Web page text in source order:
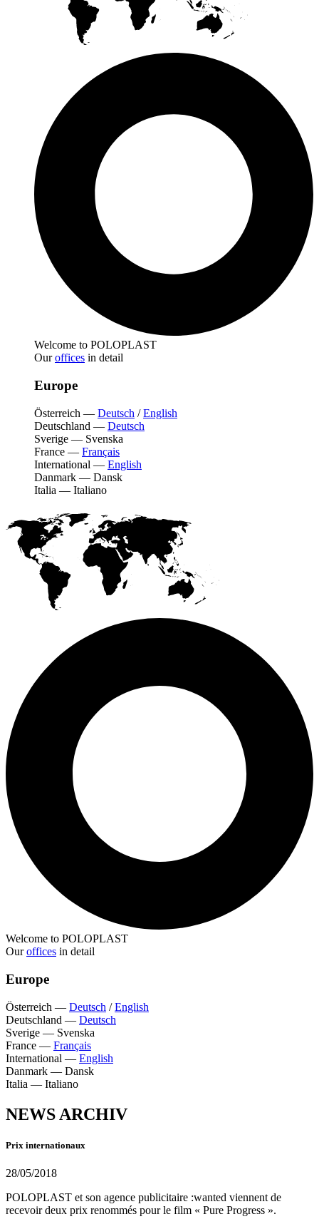
Welcome to POLOPLAST
Ouroffices in detail
Europe
Österreich — Deutsch /English
Deutschland — Deutsch
Sverige — Svenska
France — Français
International — English
Danmark — Dansk
Italia — Italiano
Welcome to POLOPLAST
Ouroffices in detail
Europe
Österreich — Deutsch /English
Deutschland — Deutsch
Sverige — Svenska
France — Français
International — English
Danmark — Dansk
Italia — Italiano
NEWS ARCHIV
Prix internationaux
28/05/2018
POLOPLAST et son agence publicitaire :wanted viennent de
recevoir deux prix renommés pour le film « Pure Progress ».